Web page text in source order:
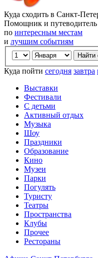
Куда сходить в Санкт-
Помощник и путеводитель
по интересным местам
и лучшим событиям
Куда пойти сегодня завтра
Выставки
Фестивали
С детьми
Активный отдых
Музыка
Шоу
Праздники
Образование
Кино
Музеи
Парки
Погулять
Туристу
Театры
Пространства
Клубы
Прочее
Рестораны